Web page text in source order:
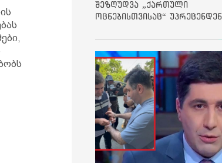
შეზღუდვა „ქართული
ოცნებისთვისაც“